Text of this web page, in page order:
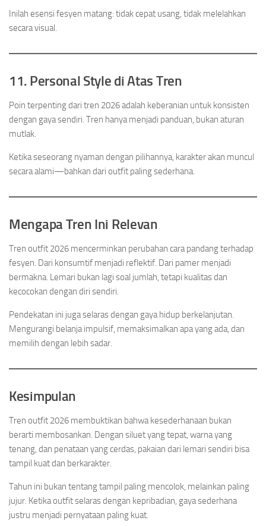
Inilah esensi fesyen matang: tidak cepat usang, tidak melelahkan
secara visual.
11. Personal Style di Atas Tren
Poin terpenting dari tren 2026 adalah keberanian untuk konsisten
dengan gaya sendiri. Tren hanya menjadi panduan, bukan aturan
mutlak.
Ketika seseorang nyaman dengan pilihannya, karakter akan muncul
secara alami—bahkan dari outfit paling sederhana.
Mengapa Tren Ini Relevan
Tren outfit 2026 mencerminkan perubahan cara pandang terhadap
fesyen. Dari konsumtif menjadi reflektif. Dari pamer menjadi
bermakna. Lemari bukan lagi soal jumlah, tetapi kualitas dan
kecocokan dengan diri sendiri.
Pendekatan ini juga selaras dengan gaya hidup berkelanjutan.
Mengurangi belanja impulsif, memaksimalkan apa yang ada, dan
memilih dengan lebih sadar.
Kesimpulan
Tren outfit 2026 membuktikan bahwa kesederhanaan bukan
berarti membosankan. Dengan siluet yang tepat, warna yang
tenang, dan penataan yang cerdas, pakaian dari lemari sendiri bisa
tampil kuat dan berkarakter.
Tahun ini bukan tentang tampil paling mencolok, melainkan paling
jujur. Ketika outfit selaras dengan kepribadian, gaya sederhana
justru menjadi pernyataan paling kuat.